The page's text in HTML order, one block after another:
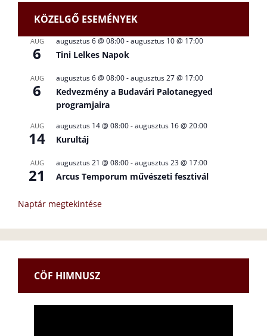
KÖZELGŐ ESEMÉNYEK
AUG
6
augusztus 6 @ 08:00-augusztus 10 @ 17:00
Tini Lelkes Napok
AUG
6
augusztus 6 @ 08:00-augusztus 27 @ 17:00
Kedvezmény a Budavári Palotanegyed
programjaira
AUG
14
augusztus 14 @ 08:00-augusztus 16 @ 20:00
Kurultáj
AUG
21
augusztus 21 @ 08:00-augusztus 23 @ 17:00
Arcus Temporum művészeti fesztivál
Naptár megtekintése
CÖF HIMNUSZ